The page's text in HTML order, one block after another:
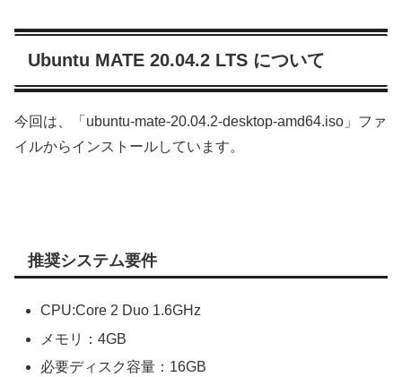
Ubuntu MATE 20.04.2 LTS について
今回は、「ubuntu-mate-20.04.2-desktop-amd64.iso」ファ
イルからインストールしています。
推奨システム要件
CPU:Core 2 Duo 1.6GHz
メモリ：4GB
必要ディスク容量：16GB